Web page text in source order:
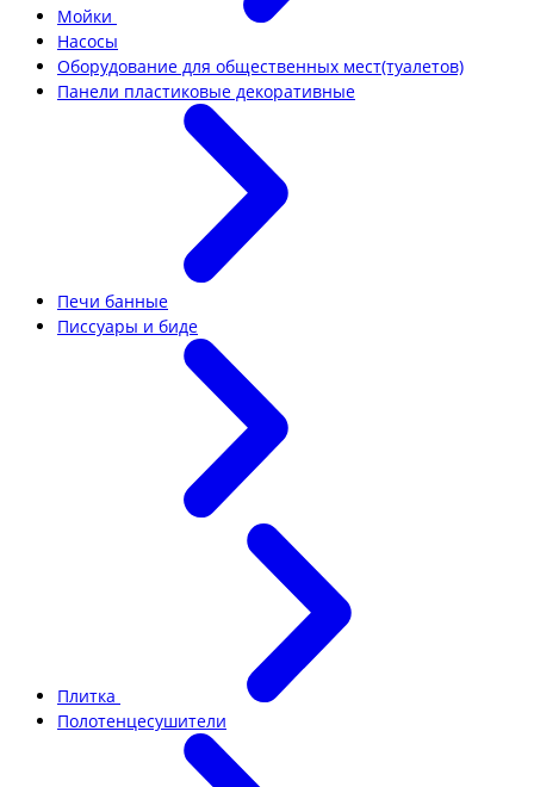
Мойки
Насосы
Оборудование для общественных мест(туалетов)
Панели пластиковые декоративные
Печи банные
Писсуары и биде
Плитка
Полотенцесушители